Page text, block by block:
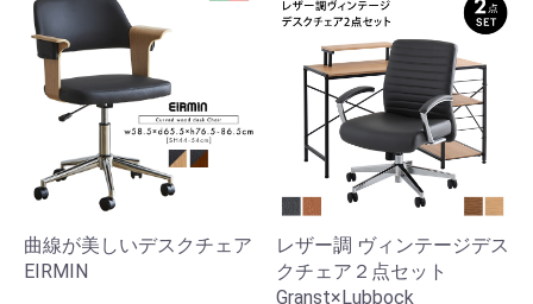
曲線が美しいデスクチェア
EIRMIN
レザー調 ヴィンテージデス
クチェア２点セット
Granst×Lubbock